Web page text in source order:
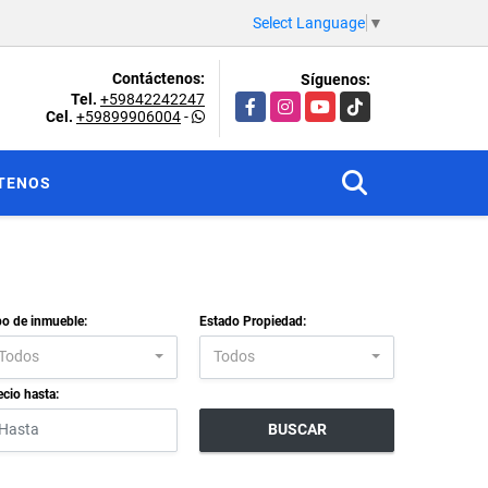
Select Language ▼
Contáctenos:
Tel. +59842242247
Cel. +59899906004-
Síguenos:
FacebookInstagramYouTubeTikTok
de inmueble: Estado Propiedad:
Todos
hasta:
BUSCAR